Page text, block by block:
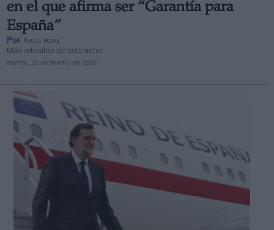
en el que afirma ser “Garantía para
España”
Por Paula Rojas
Más artículos de este autor
martes, 26 de febrero de 2019